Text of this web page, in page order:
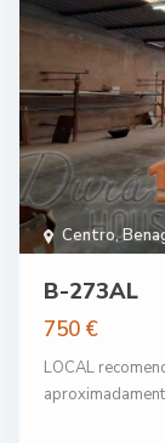
Centro,
B-273AL
750 €
LOCAL